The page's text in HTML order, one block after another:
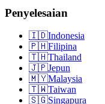
Penyelesaian
🇮🇩Indonesia
🇵🇭Filipina
🇹🇭Thailand
🇯🇵Jepun
🇲🇾Malaysia
🇹🇼Taiwan
🇸🇬Singapura